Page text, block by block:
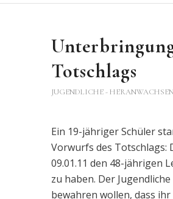
Totschlags
JUGENDLICHE -
Ein 19-jähriger Schüler
Vorwurfs des Totschlags:
09.01.11 den 48-jährigen
zu haben. Der
bewahren wollen, dass